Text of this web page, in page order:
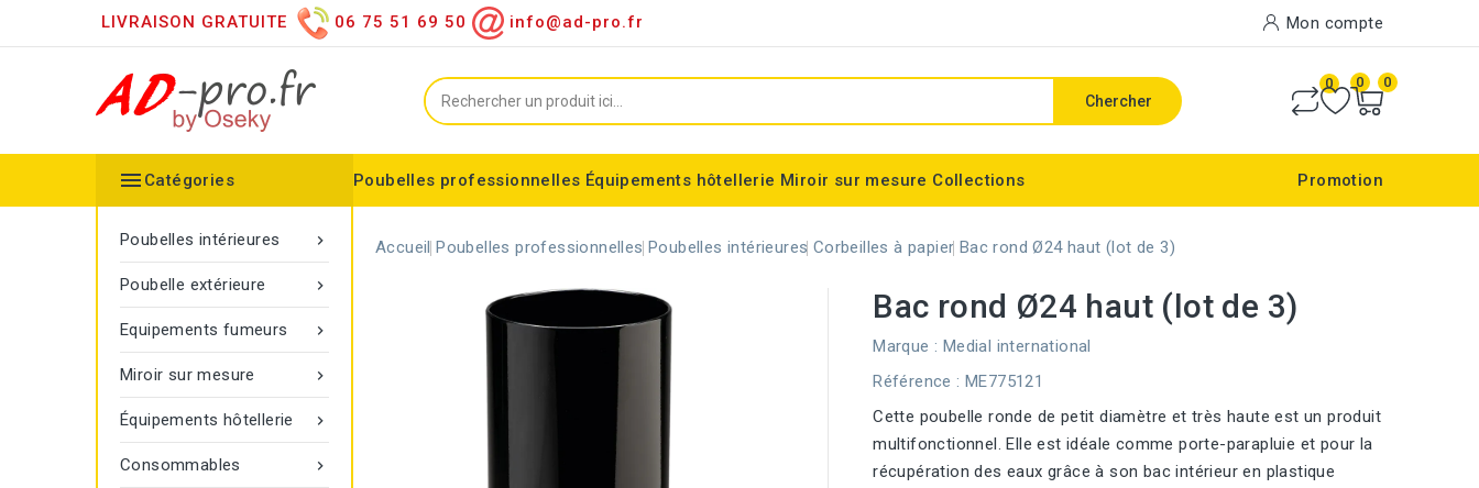
LIVRAISON GRATUITE 06 75 51 69 50 info@ad-pro.fr Mon compte
Chercher
0 0 0
Poubelles professionnelles Équipements hôtellerie Miroir sur mesure Collections Promotion
 Catégories

Poubelles intérieures

Poubelle extérieure

Equipements fumeurs

Miroir sur mesure

Équipements hôtellerie

Consommables
Accueil Poubelles professionnelles Poubelles intérieures Corbeilles à papier Bac rond Ø24 haut (lot de 3)
Bac rond Ø24 haut (lot de 3)
Marque : Medial international
Référence : ME775121
Cette poubelle ronde de petit diamètre et très haute est un produit
multifonctionnel. Elle est idéale comme porte-parapluie et pour la
récupération des eaux grâce à son bac intérieur en plastique